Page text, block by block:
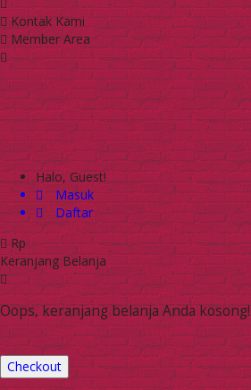
Kontak Kami
Member Area
Halo, Guest!
Masuk
Daftar
Rp
Keranjang Belanja
Oops, keranjang belanja Anda kosong!
Checkout